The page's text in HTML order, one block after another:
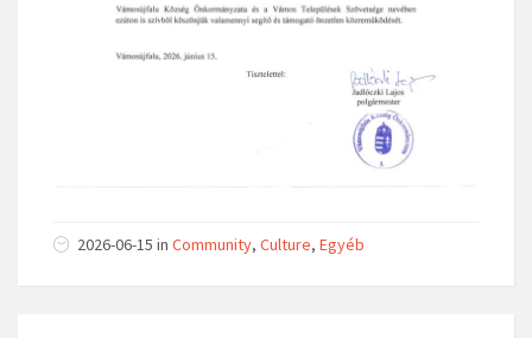
2026-06-15 in Community, Culture, Egyéb